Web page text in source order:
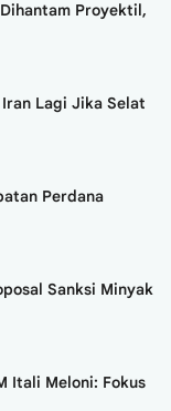
Proyektil,
Lagi Jika Selat
Perdana
Sanksi Minyak
Itali Meloni: Fokus